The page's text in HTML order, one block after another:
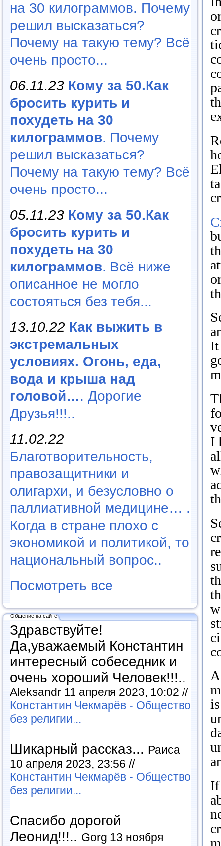
на 30 килограммов. Почему
решил высказаться?
Почему на такую тему? Всё
очень просто...
06.11.23 Кому за 50.Как
бросить курить и
похудеть на 30
килограммов. Почему
решил высказаться?
Почему на такую тему? Всё
очень просто...
05.11.23 Кому за 50.Как
бросить курить и
похудеть на 30
килограммов. Всё ниже
описанное не могло
состояться без тебя...
13.10.22 Как выжить в
экстремальных
условиях. Огонь, еда,
вода и крыша над
головой…. Дорогие
Друзья!!!..
11.02.22
Благотворительность,
правозащитники и
олигархи, и безусловно о
паллиативной медицине… .
Когда в стране плохо с
экономикой и политикой, то
национальный вопрос..
Посмотреть все
Общение на сайте
Здравствуйте!
Да,уважаемый Константин
интересный собеседник и
очень хороший Человек!!!..
Aleksandr 11 апреля 2023, 10:02 //
Константин Чекмарёв - Общество
без религии...
Шикарный рассказ... Раиса
10 апреля 2023, 23:56 //
Константин Чекмарёв - Общество
без религии...
Спасибо дорогой
Леонид!!!.. Gorg 13 ноября
It
I
If